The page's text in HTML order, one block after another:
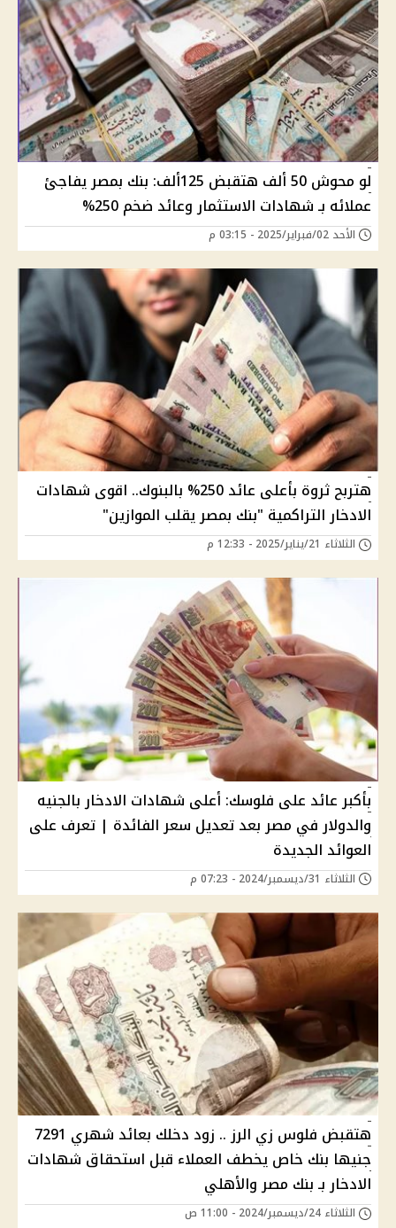
لو محوش 50 ألف هتقبض 125ألف: بنك بمصر يفاجئ
عملائه بـ شهادات الاستثمار وعائد ضخم 250%
الأحد 02/فبراير/2025 - 03:15 م
هتربح ثروة بأعلى عائد 250% بالبنوك.. اقوى شهادات
الادخار التراكمية "بنك بمصر يقلب الموازين"
الثلاثاء 21/يناير/2025 - 12:33 م
بأكبر عائد على فلوسك: أعلى شهادات الادخار بالجنيه
والدولار في مصر بعد تعديل سعر الفائدة | تعرف على
العوائد الجديدة
الثلاثاء 31/ديسمبر/2024 - 07:23 م
هتقبض فلوس زي الرز .. زود دخلك بعائد شهري 7291
جنيها بنك خاص يخطف العملاء قبل استحقاق شهادات
الادخار بـ بنك مصر والأهلي
الثلاثاء 24/ديسمبر/2024 - 11:00 ص